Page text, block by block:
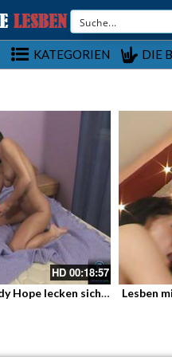
StartseiteKATEGORIEN DIE
HD 00:18:57
Mya Diamond und Cindy Hope lecken sich gegenseitig die Mösen